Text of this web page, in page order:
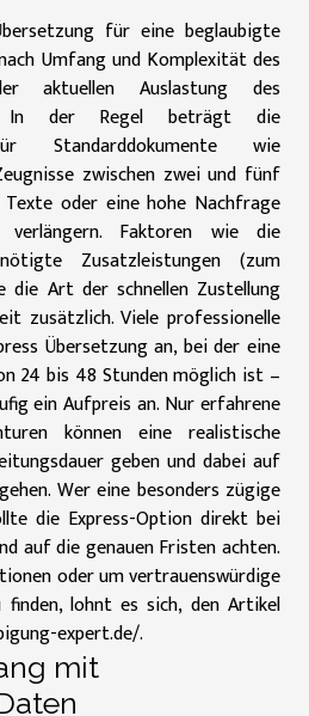
für eine beglaubigte
Umfang und Komplexität des
aktuellen Auslastung des
In der Regel beträgt die
Standarddokumente wie
zwischen zwei und fünf
oder eine hohe Nachfrage
Faktoren wie die
Zusatzleistungen (zum
die Art der schnellen Zustellung
zusätzlich. Viele professionelle
Übersetzung an, bei der eine
24 bis 48 Stunden möglich ist –
ein Aufpreis an. Nur erfahrene
können eine realistische
geben und dabei auf
Wer eine besonders zügige
die Express-Option direkt bei
auf die genauen Fristen achten.
oder um vertrauenswürdige
finden, lohnt es sich, den Artikel
expert.de/.
mit